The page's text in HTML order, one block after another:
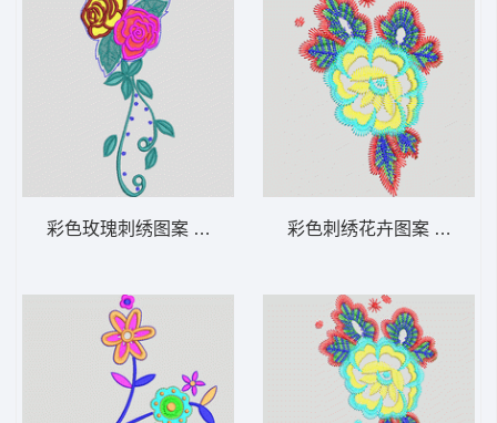
彩色玫瑰刺绣图案 花卉 衣裤裙鞋包通用彩色刺绣花卉图案 花卉